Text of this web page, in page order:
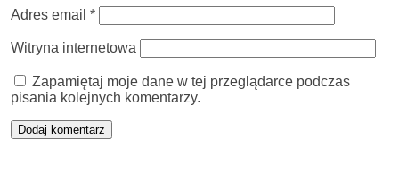
Adres email *
Witryna internetowa
Zapamiętaj moje dane w tej przeglądarce podczas
pisania kolejnych komentarzy.